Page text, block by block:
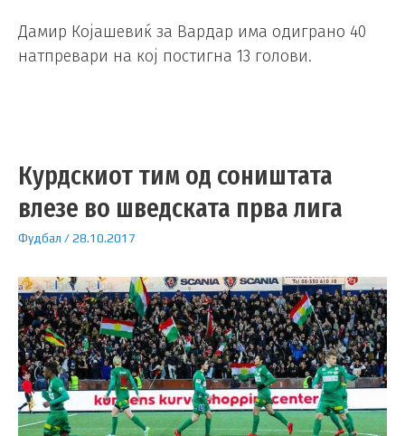
Дамир Којашевиќ за Вардар има одиграно 40
натпревари на кој постигна 13 голови.
Курдскиот тим од соништата
влезе во шведската прва лига
Фудбал /28.10.2017